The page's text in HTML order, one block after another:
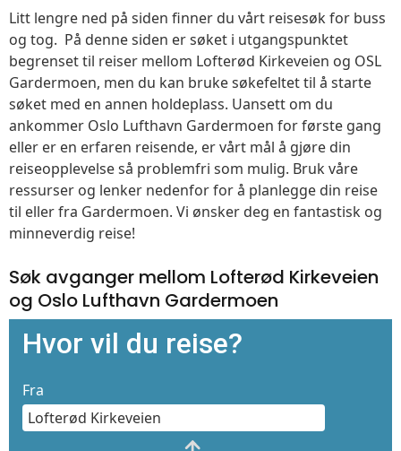
Litt lengre ned på siden finner du vårt reisesøk for buss
og tog. På denne siden er søket i utgangspunktet
begrenset til reiser mellom Lofterød Kirkeveien og OSL
Gardermoen, men du kan bruke søkefeltet til å starte
søket med en annen holdeplass. Uansett om du
ankommer Oslo Lufthavn Gardermoen for første gang
eller er en erfaren reisende, er vårt mål å gjøre din
reiseopplevelse så problemfri som mulig. Bruk våre
ressurser og lenker nedenfor for å planlegge din reise
til eller fra Gardermoen. Vi ønsker deg en fantastisk og
minneverdig reise!
Søk avganger mellom Lofterød Kirkeveien
og Oslo Lufthavn Gardermoen
Hvor vil du reise?
Fra